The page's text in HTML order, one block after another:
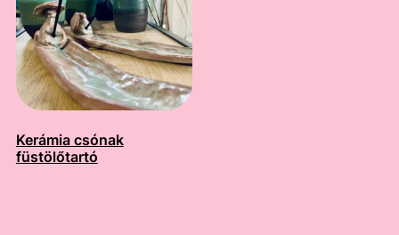
Kerámia csónak
füstölőtartó